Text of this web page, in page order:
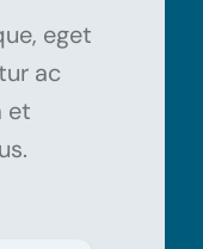
eget
ac
et